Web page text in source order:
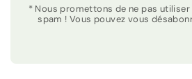
* Nous promettons de ne pas
spam ! Vous pouvez vous